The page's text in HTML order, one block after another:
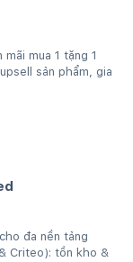
mua 1 tặng 1
sản phẩm, gia
đa nền tảng
Criteo): tồn kho &